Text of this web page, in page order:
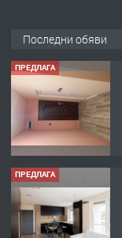
Последни обяви
ПРЕДЛАГА
ПРЕДЛАГА